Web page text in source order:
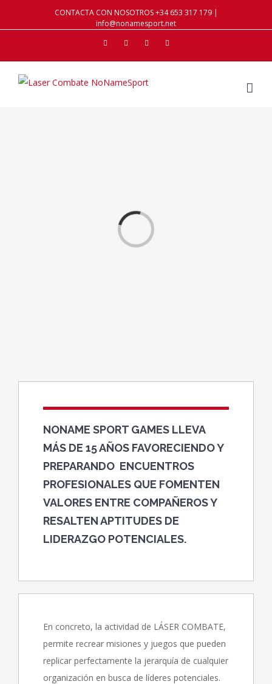
CONTACTA CON NOSOTROS +34 653 317 179 |
info@nonamesport.net
FacebookTwitterInstagramYoutube
Loading...
NONAME SPORT GAMES LLEVA
MÁS DE 15 AÑOS FAVORECIENDO Y
PREPARANDO ENCUENTROS
PROFESIONALES QUE FOMENTEN
VALORES ENTRE COMPAÑEROS Y
RESALTEN APTITUDES DE
LIDERAZGO POTENCIALES.
En concreto, la actividad de LÁSER COMBATE,
permite recrear misiones y juegos que pueden
replicar perfectamente la jerarquía de cualquier
organización en busca de líderes potenciales.